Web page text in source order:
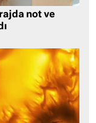
not ve